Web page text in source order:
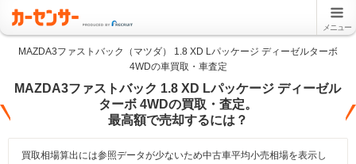
メニュー
MAZDA3ファストバック（マツダ） 1.8 XD Lパッケージ ディーゼルターボ
4WDの車買取・車査定
MAZDA3ファストバック 1.8 XD Lパッケージ ディーゼル
ターボ 4WDの買取・査定。
最高額で売却するには？
買取相場算出には参照データが少ないため中古車平均小売相場を表示し